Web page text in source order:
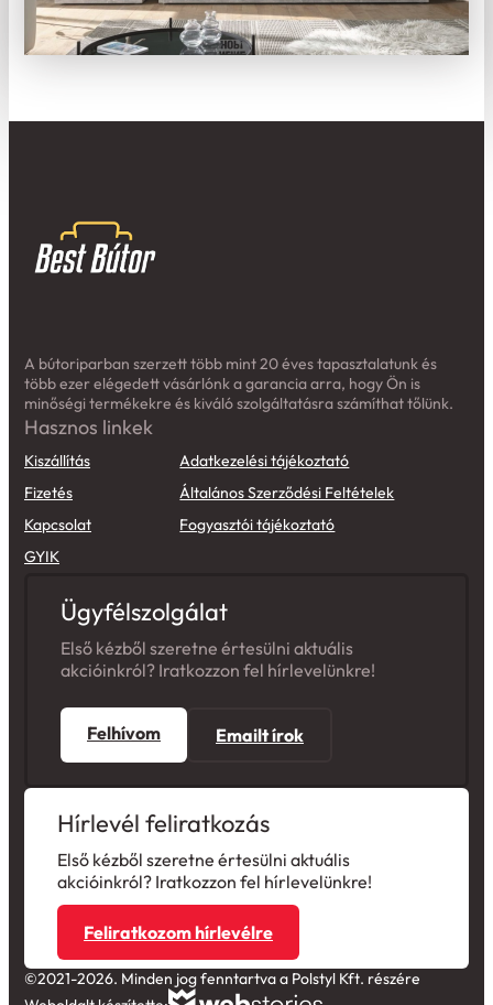
A bútoriparban szerzett több mint 20 éves tapasztalatunk és
több ezer elégedett vásárlónk a garancia arra, hogy Ön is
minőségi termékekre és kiváló szolgáltatásra számíthat tőlünk.
Hasznos linkek
Kiszállítás
Fizetés
Kapcsolat
GYIK
Adatkezelési tájékoztató
Általános Szerződési Feltételek
Fogyasztói tájékoztató
Ügyfélszolgálat
Első kézből szeretne értesülni aktuális
akcióinkról? Iratkozzon fel hírlevelünkre!
Felhívom Emailt írok
Hírlevél feliratkozás
Első kézből szeretne értesülni aktuális
akcióinkról? Iratkozzon fel hírlevelünkre!
Feliratkozom hírlevélre
©2021-2026. Minden jog fenntartva a Polstyl Kft. részére